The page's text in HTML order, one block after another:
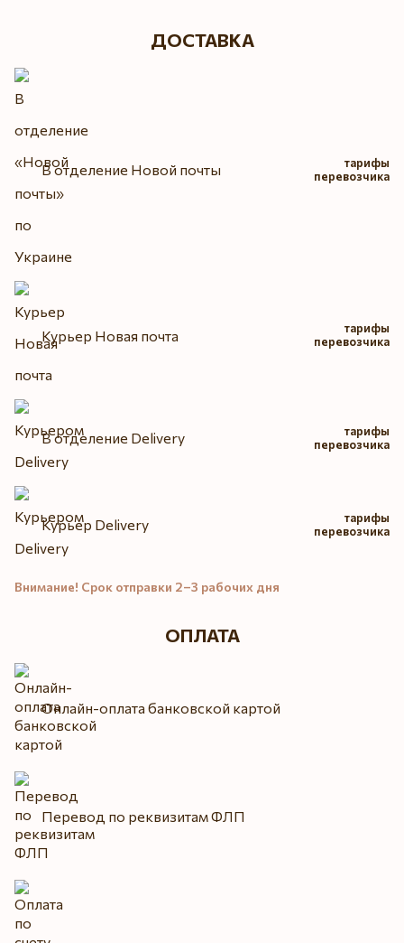
ДОСТАВКА
В отделение Новой почты
тарифы
перевозчика
Курьер Новая почта
тарифы
перевозчика
В отделение Delivery
тарифы
перевозчика
Курьер Delivery
тарифы
перевозчика
Внимание! Срок отправки 2–3 рабочих дня
ОПЛАТА
Онлайн-оплата банковской картой
Перевод по реквизитам ФЛП